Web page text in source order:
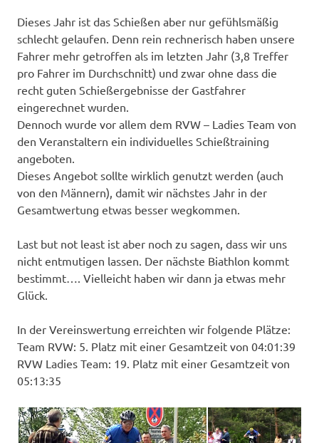
Dieses Jahr ist das Schießen aber nur gefühlsmäßig
schlecht gelaufen. Denn rein rechnerisch haben unsere
Fahrer mehr getroffen als im letzten Jahr (3,8 Treffer
pro Fahrer im Durchschnitt) und zwar ohne dass die
recht guten Schießergebnisse der Gastfahrer
eingerechnet wurden.
Dennoch wurde vor allem dem RVW – Ladies Team von
den Veranstaltern ein individuelles Schießtraining
angeboten.
Dieses Angebot sollte wirklich genutzt werden (auch
von den Männern), damit wir nächstes Jahr in der
Gesamtwertung etwas besser wegkommen.
Last but not least ist aber noch zu sagen, dass wir uns
nicht entmutigen lassen. Der nächste Biathlon kommt
bestimmt…. Vielleicht haben wir dann ja etwas mehr
Glück.
In der Vereinswertung erreichten wir folgende Plätze:
Team RVW: 5. Platz mit einer Gesamtzeit von 04:01:39
RVW Ladies Team: 19. Platz mit einer Gesamtzeit von
05:13:35